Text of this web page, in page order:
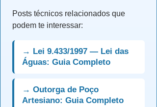
Posts técnicos relacionados que
podem te interessar:
→ Lei 9.433/1997 — Lei das
Águas: Guia Completo
→ Outorga de Poço
Artesiano: Guia Completo